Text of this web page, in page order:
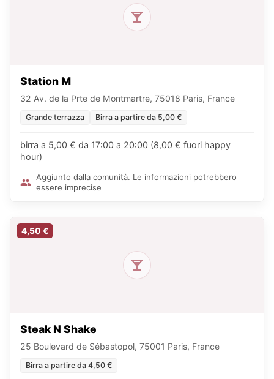
Station M
32 Av. de la Prte de Montmartre, 75018 Paris, France
Grande terrazza Birra a partire da 5,00 €
birra a 5,00 € da 17:00 a 20:00 (8,00 € fuori happy
hour)
Aggiunto dalla comunità. Le informazioni potrebbero
essere imprecise
4,50 €
Steak N Shake
25 Boulevard de Sébastopol, 75001 Paris, France
Birra a partire da 4,50 €